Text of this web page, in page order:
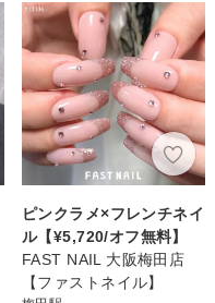
ピンクラメ×フレンチネイ
ル【¥5,720/オフ無料】
FAST NAIL 大阪梅田店
【ファストネイル】